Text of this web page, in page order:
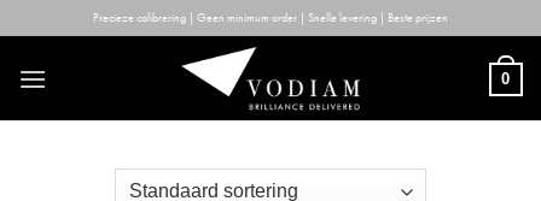
to
content
Precieze calibrering | Geen minimum order | Snelle levering | Beste prijzen
0